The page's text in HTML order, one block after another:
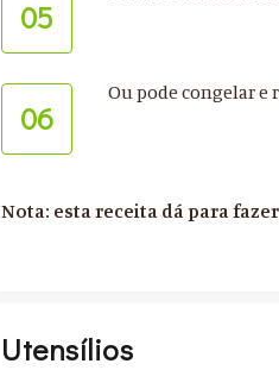
05
06
Ou pode congelar e
Nota: esta receita dá para
Utensílios